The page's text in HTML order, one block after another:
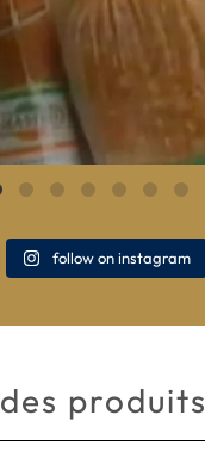
follow on instagram
des produits